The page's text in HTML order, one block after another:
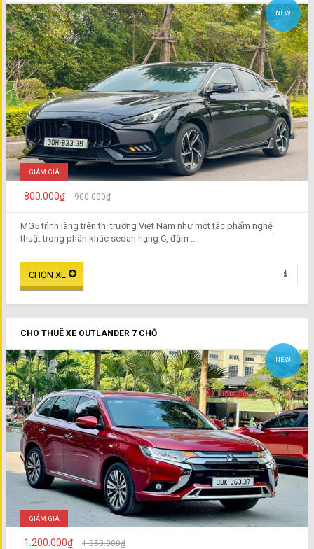
NEW
GIẢM GIÁ
800.000₫ 900.000₫
MG5 trình làng trên thị trường Việt Nam như một tác phẩm nghệ
thuật trong phân khúc sedan hạng C, đậm ...
CHO THUÊ XE OUTLANDER 7 CHỖ
NEW
GIẢM GIÁ
1.200.000₫ 1.350.000₫